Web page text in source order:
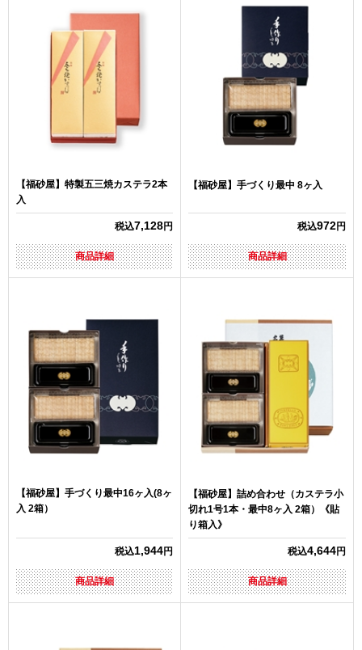
【福砂屋】特製五三焼カステラ2本
入
税込7,128円
商品詳細
【福砂屋】手づくり最中 8ヶ入
税込972円
商品詳細
【福砂屋】手づくり最中16ヶ入(8ヶ
入 2箱）
税込1,944円
商品詳細
【福砂屋】詰め合わせ（カステラ小
切れ1号1本・最中8ヶ入 2箱）《貼
り箱入》
税込4,644円
商品詳細